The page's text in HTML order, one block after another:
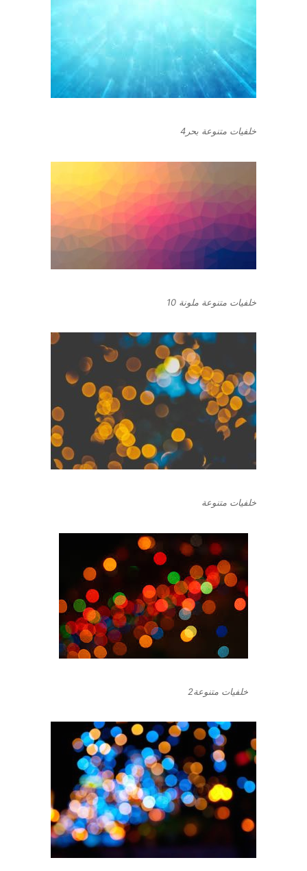
خلفيات متنوعة بحر4
خلفيات متنوعة ملونة 10
خلفيات متنوعة
خلفيات متنوعة2